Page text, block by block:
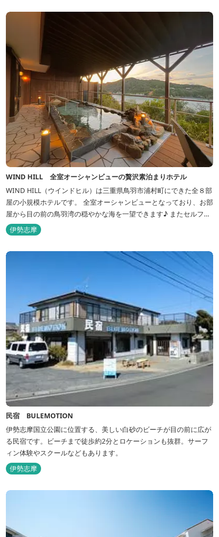
WIND HILL 全室オーシャンビューの贅沢素泊まりホテル
WIND HILL（ウインドヒル）は三重県鳥羽市浦村町にできた全８部
屋の小規模ホテルです。 全室オーシャンビューとなっており、お部
屋から目の前の鳥羽湾の穏やかな海を一望できます♪ またセルフチ
ェックイン方式を採用しているため、好きな時間に非対面でチェッ
クインが可能です。 食事提供や接客サービスがない分、リーズナブ
伊勢志摩
民宿 BULEMOTION
伊勢志摩国立公園に位置する、美しい白砂のビーチが目の前に広が
る民宿です。ビーチまで徒歩約2分とロケーションも抜群。サーフ
ィン体験やスクールなどもあります。
伊勢志摩